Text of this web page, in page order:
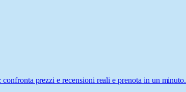
prezzi e recensioni reali e prenota in un minuto.